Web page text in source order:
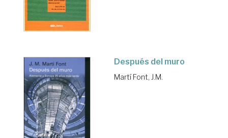
Después del muro
Martí Font, J.M.